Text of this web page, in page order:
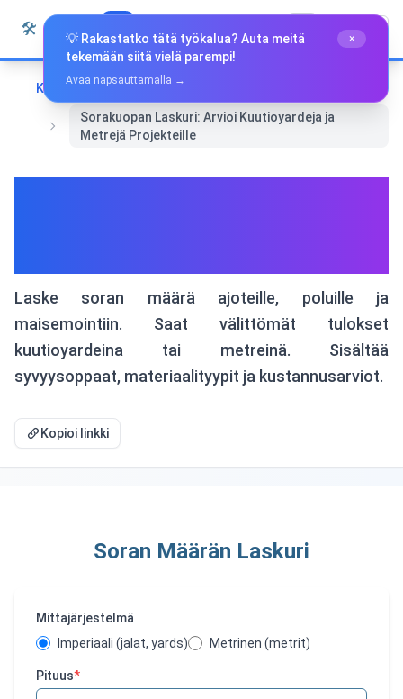
Siirry sisältöön
🛠️ Suomi
Koti
Matematiikka ja geometria
Sorakuopan Laskuri: Arvioi Kuutioyardeja ja
Metrejä Projekteille
Laske soran määrä ajoteille, poluille ja
maisemointiin. Saat välittömät tulokset
kuutioyardeina tai metreinä. Sisältää
syvyysoppaat, materiaalityypit ja kustannusarviot.
Kopioi linkki
Soran Määrän Laskuri
Mittajärjestelmä
Imperiaali (jalat, yards)
Metrinen (metrit)
Pituus*
💡 Rakastatko tätä työkalua? Auta meitä
tekemään siitä vielä parempi!
×
Avaa napsauttamalla →